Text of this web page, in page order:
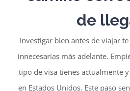
de
Investigar bien antes de viajar
innecesarias más adelante.
tipo de visa tienes actualmente
en Estados Unidos. Este paso